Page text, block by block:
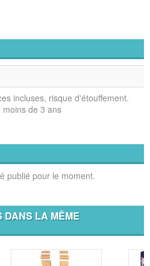
incluses, risque d'étouffement.
moins de 3 ans
publié pour le moment.
DANS LA MÊME